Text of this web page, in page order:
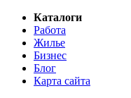
Каталоги
Работа
Жилье
Бизнес
Блог
Карта сайта